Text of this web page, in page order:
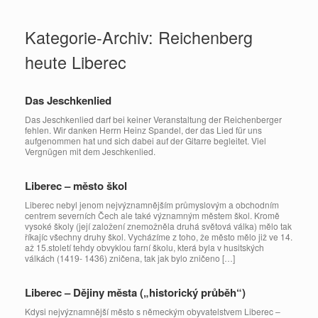
springenKategorie-Archiv: Reichenberg
heute Liberec
Das Jeschkenlied
Das Jeschkenlied darf bei keiner Veranstaltung der Reichenberger
fehlen. Wir danken Herrn Heinz Spandel, der das Lied für uns
aufgenommen hat und sich dabei auf der Gitarre begleitet. Viel
Vergnügen mit dem Jeschkenlied.
Liberec – město škol
Liberec nebyl jenom nejvýznamnějším průmyslovým a obchodním
centrem severních Čech ale také významným městem škol. Kromě
vysoké školy (její založení znemožněla druhá světová válka) mělo tak
říkajíc všechny druhy škol. Vycházíme z toho, že město mělo již ve 14.
až 15.století tehdy obvyklou farní školu, která byla v husitských
válkách (1419- 1436) zničena, tak jak bylo zničeno […]
Liberec – Dějiny města („historický průběh“)
Kdysi nejvýznamnější město s německým obyvatelstvem Liberec –